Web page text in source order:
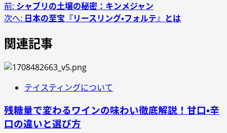
前: シャブリの土壌の秘密：キンメジャン
次へ: 日本の至宝『リースリング・フォルテ』とは
関連記事
テイスティングについて
残糖量で変わるワインの味わい徹底解説！甘口・辛
口の違いと選び方